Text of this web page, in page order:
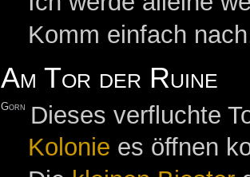
Komm einfach
Am Tor der Ruine
Gorn
Dieses verfluchte
Kolonie es öffnen